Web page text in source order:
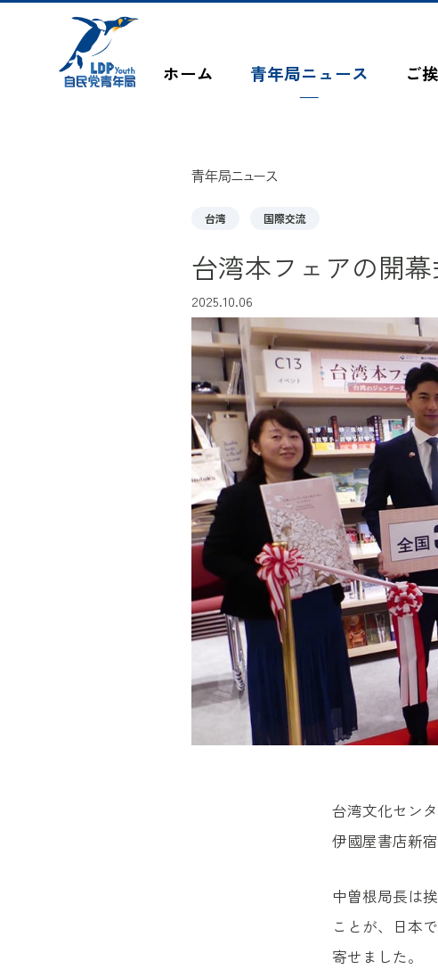
このページの本文へ移動
ホーム 青年局ニュース ご
青年局ニュース
台湾 国際交流
台湾本フェアの開
2025.10.06
台湾文化セン
伊國屋書店新
中曽根局長は
ことが、日本
寄せました。